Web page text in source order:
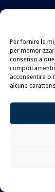
Per fornire le
per
consenso a
acconsentire o
alcune
Via